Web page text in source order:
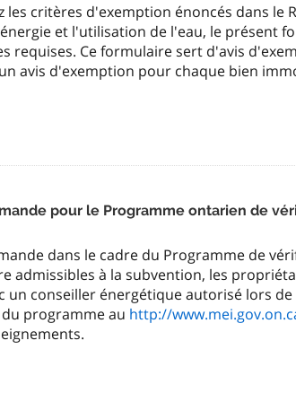
les critères d'exemption énoncés dans le
et l'utilisation de l'eau, le présent
requises. Ce formulaire sert d'avis
avis d'exemption pour chaque bien
pour le Programme ontarien de
dans le cadre du Programme de
admissibles à la subvention, les
un conseiller énergétique autorisé lors
programme au http://